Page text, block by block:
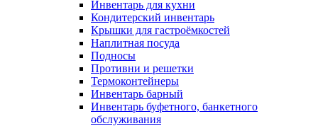
Инвентарь для кухни
Кондитерский инвентарь
Крышки для гастроёмкостей
Наплитная посуда
Подносы
Противни и решетки
Термоконтейнеры
Инвентарь барный
Инвентарь буфетного, банкетного
обслуживания